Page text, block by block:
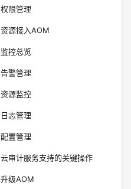
权限管理
资源接入AOM
监控总览
告警管理
资源监控
日志管理
配置管理
云审计服务支持的关键操作
升级AOM